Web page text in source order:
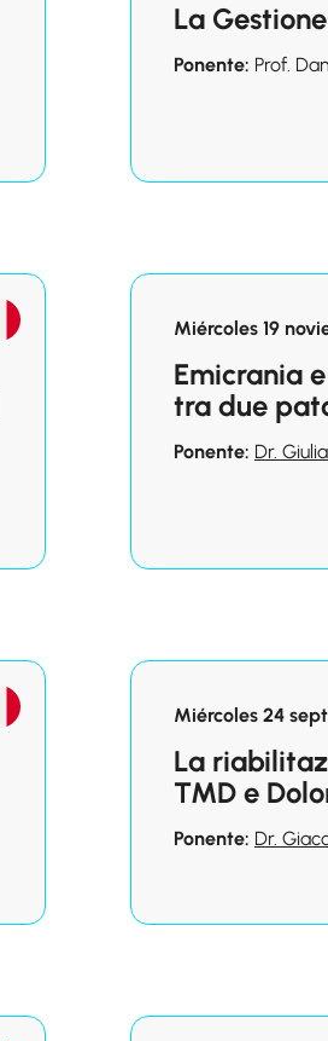
La
Ponente: Prof.
Miércoles 19
Emicrania
tra due
Ponente: Dr.
Miércoles 24
La
TMD e
Ponente: Dr.